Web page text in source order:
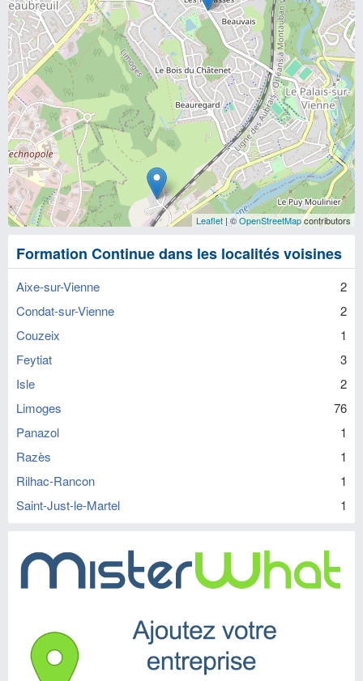
Leaflet| ©OpenStreetMapcontributors
Formation Continue dans les localités voisines
Aixe-sur-Vienne
2
Condat-sur-Vienne
2
Couzeix
1
Feytiat
3
Isle
2
Limoges
76
Panazol
1
Razès
1
Rilhac-Rancon
1
Saint-Just-le-Martel
1